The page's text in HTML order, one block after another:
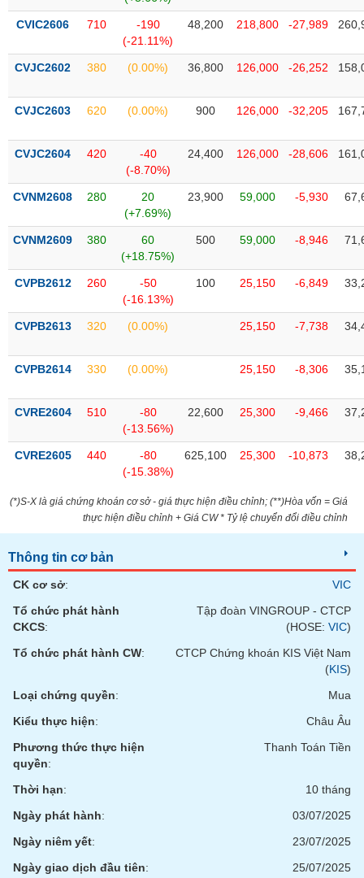
CVIC2606 710
-190
(-21.11%)
48,200 218,800 -27,989
CVJC2602 380 (0.00%) 36,800 126,000 -26,252
CVJC2603 620 (0.00%) 900 126,000 -32,205
CVJC2604 420
-40
(-8.70%)
24,400 126,000 -28,606
CVNM2608 280
20
(+7.69%)
23,900 59,000 -5,930
CVNM2609 380
60
(+18.75%)
500 59,000 -8,946
CVPB2612 260
-50
(-16.13%)
100 25,150 -6,849
CVPB2613 320 (0.00%) 25,150 -7,738
CVPB2614 330 (0.00%) 25,150 -8,306
CVRE2604 510
-80
(-13.56%)
22,600 25,300 -9,466
CVRE2605 440
-80
(-15.38%)
625,100 25,300 -10,873
(*)S-X là giá chứng khoán cơ sở - giá thực hiện điều chỉnh; (**)Hòa vốn = Giá
thực hiện điều chỉnh + Giá CW * Tỷ lệ chuyển đổi điều chỉnh
Thông tin cơ bản
CK cơ sở:
VIC
Tổ chức phát hành
CKCS:
Tập đoàn VINGROUP - CTCP
(HOSE: VIC)
Tổ chức phát hành CW:
CTCP Chứng khoán KIS Việt Nam
(KIS)
Loại chứng quyền:
Mua
Kiểu thực hiện:
Châu Âu
Phương thức thực hiện
quyền:
Thanh Toán Tiền
Thời hạn:
10 tháng
Ngày phát hành:
03/07/2025
Ngày niêm yết:
23/07/2025
Ngày giao dịch đầu tiên: 25/07/2025
Đào
chính
Công
cụ
tư
Truyền
thông
chính
liệu
chính